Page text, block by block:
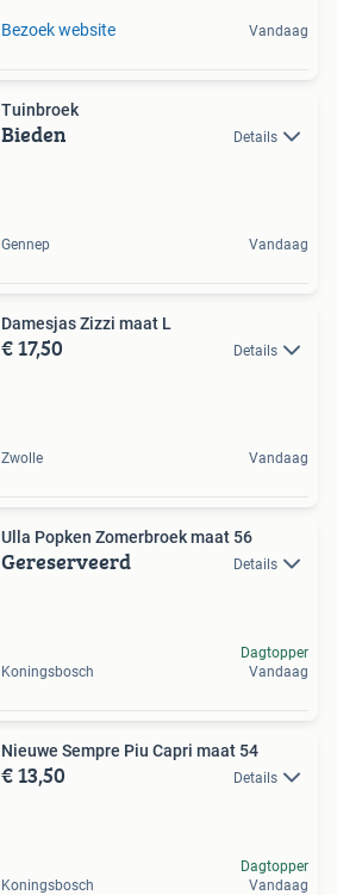
Bezoek website Vandaag
Tuinbroek
Bieden Details
Gennep Vandaag
Damesjas Zizzi maat L
€ 17,50 Details
Zwolle Vandaag
Ulla Popken Zomerbroek maat 56
Gereserveerd Details
Koningsbosch
Dagtopper
Vandaag
Nieuwe Sempre Piu Capri maat 54
€ 13,50 Details
Koningsbosch
Dagtopper
Vandaag